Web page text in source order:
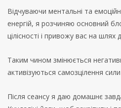
Відчуваючи ментальні та
енергій, я розчиняю основний
цілісності і привожу вас на шлях
Таким чином змінюється
активізуються самозцілення
Після сеансу я даю домашнє